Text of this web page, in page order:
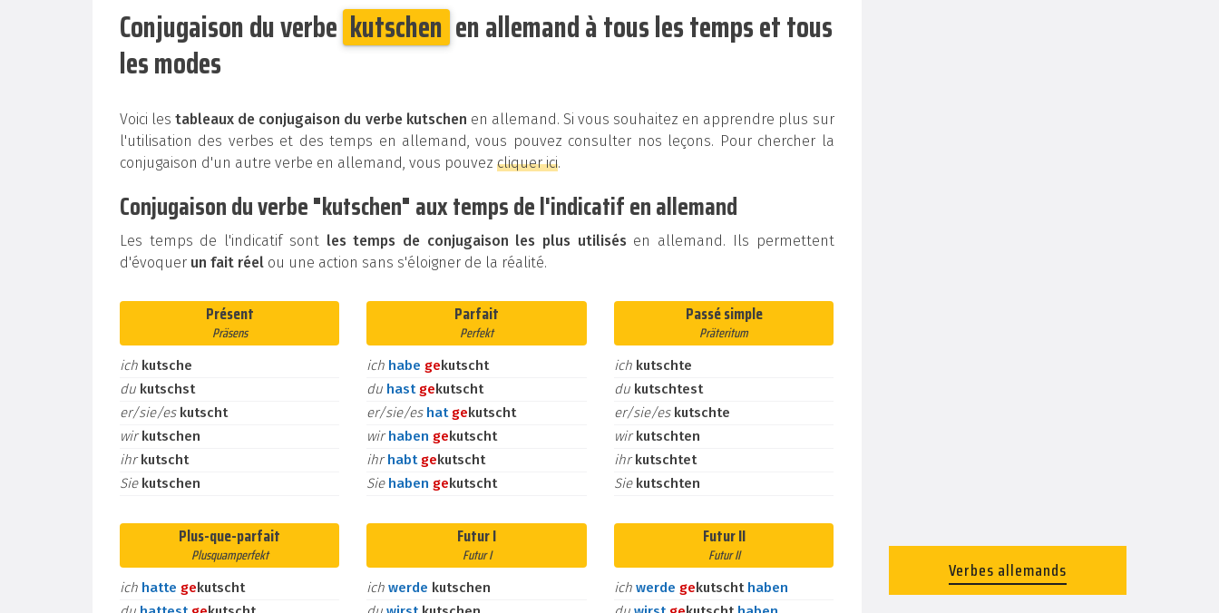
Conjugaison du verbe kutschen en allemand à tous les temps et tous
les modes
Voici lestableaux de conjugaison du verbe kutschen en allemand. Si vous souhaitez en apprendre plus sur
l'utilisation des verbes et des temps en allemand, vous pouvez consulter nos leçons. Pour chercher la
conjugaison d'un autre verbe en allemand, vous pouvez cliquer ici.
Conjugaison du verbe "kutschen" aux temps de l'indicatif en allemand
Les temps de l'indicatif sont les temps de conjugaison les plus utilisés en allemand. Ils permettent
d'évoquer un fait réel ou une action sans s'éloigner de la réalité.
Présent
Präsens
ich kutsche
du kutschst
er/sie/es kutscht
wirkutschen
ihrkutscht
Sie kutschen
Parfait
Perfekt
ich habe gekutscht
du hast gekutscht
er/sie/es hat gekutscht
wirhaben gekutscht
ihrhabt gekutscht
Sie haben gekutscht
Passé simple
Präteritum
ich kutschte
du kutschtest
er/sie/es kutschte
wirkutschten
ihrkutschtet
Sie kutschten
Plus-que-parfait
Plusquamperfekt
ich hatte gekutscht
Futur I
Futur I
ichwerde kutschen
Futur II
Futur II
ich werde gekutscht haben
Verbes allemands